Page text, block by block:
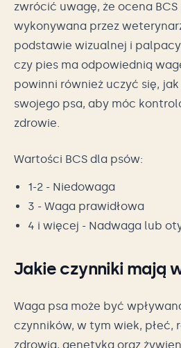
zwrócić uwagę, że ocena
wykonywana przez
podstawie wizualnej i
czy pies ma odpowiednią
powinni również uczyć się, jak
swojego psa, aby móc
zdrowie.
Wartości BCS dla psów:
1-2 - Niedowaga
3 - Waga prawidłowa
4 i więcej - Nadwaga lub
Jakie czynniki mają
Waga psa może być
czynników, w tym wiek, płeć,
zdrowia, genetyka oraz